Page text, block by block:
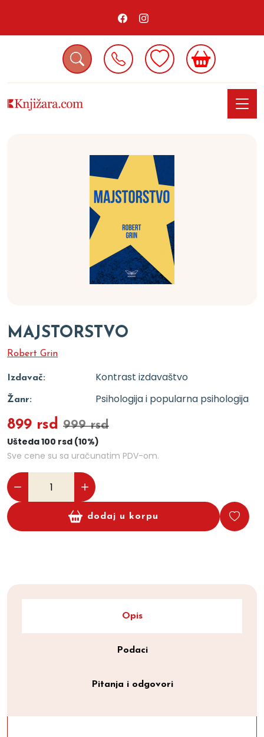
MAJSTORSTVO
Robert Grin
Izdavač: Kontrast izdavaštvo
Žanr: Psihologija i popularna psihologija
899 rsd 999 rsd
Ušteda 100 rsd (10%)
Sve cene su sa uračunatim PDV-om.
dodaj u korpu
Opis
Podaci
Pitanja i odgovori